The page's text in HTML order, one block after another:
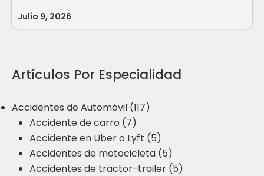
Julio 9, 2026
Artículos Por Especialidad
Accidentes de Automóvil (117)
Accidente de carro (7)
Accidente en Uber o Lyft (5)
Accidentes de motocicleta (5)
Accidentes de tractor-trailer (5)